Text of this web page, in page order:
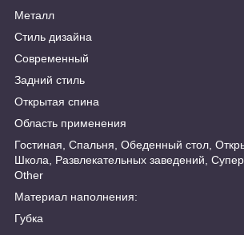
Металл
Стиль дизайна
Современный
Задний стиль
Открытая спина
Область применения
Гостиная, Спальня, Обеденный стол,
Школа, Развлекательных заведений,
Other
Материал наполнения:
Губка